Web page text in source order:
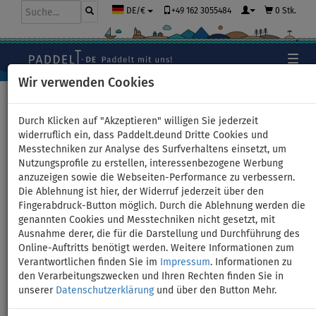
Wir verwenden Cookies
Durch Klicken auf "Akzeptieren" willigen Sie jederzeit
widerruflich ein, dass Paddelt.deund Dritte Cookies und
Messtechniken zur Analyse des Surfverhaltens einsetzt, um
Nutzungsprofile zu erstellen, interessenbezogene Werbung
anzuzeigen sowie die Webseiten-Performance zu verbessern.
Die Ablehnung ist hier, der Widerruf jederzeit über den
Fingerabdruck-Button möglich. Durch die Ablehnung werden die
genannten Cookies und Messtechniken nicht gesetzt, mit
Ausnahme derer, die für die Darstellung und Durchführung des
Online-Auftritts benötigt werden. Weitere Informationen zum
Verantwortlichen finden Sie im
Impressum. Informationen zu
den Verarbeitungszwecken und Ihren Rechten finden Sie in
unserer Datenschutzerklärungund über den Button Mehr.
DE/€ +49 162 3055484 0 Stk.
Kontaktieren Sie uns
IMPRESSUM VERSAND UND BEZAHLUNG